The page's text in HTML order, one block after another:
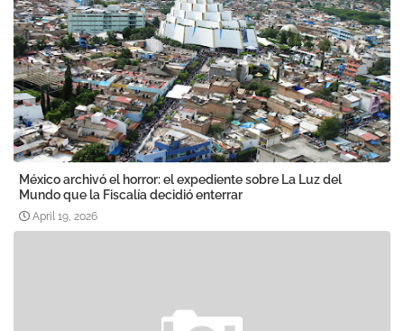
México archivó el horror: el expediente sobre La Luz del
Mundo que la Fiscalía decidió enterrar
April 19, 2026